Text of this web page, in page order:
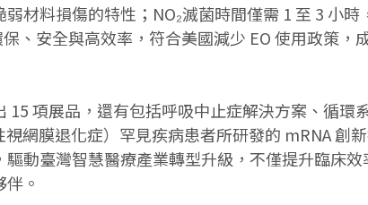
材料損傷的特性；NO₂滅菌時間僅需 1 至 3 小時
、安全與高效率，符合美國減少 EO 使用政策，
項展品，還有包括呼吸中止症解決方案、循環
網膜退化症）罕見疾病患者所研發的 mRNA 創
動臺灣智慧醫療產業轉型升級，不僅提升臨床
。